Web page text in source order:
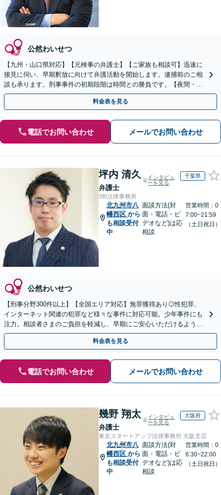
公然わいせつ
【九州・山口県対応】【元検事の弁護士】【ご家族も相談可】迅速に
接見に伺い、早期釈放に向けて弁護活動を開始します。逮捕前のご相
談も承ります。刑事事件の初期段階は時間との勝負です。【夜間・休
日対応】【完全個室】【天神駅3分】
料金表を見る
電話でお問い合わせ メールでお問い合わせ
坪内 清久
弁護士
インタビュ
ーを見る
千葉県
Sfil法律事務所
北九州市八
幡西区 から
も相談受付
中
面談方法(対
面・電話・ビ
デオなど)は応
相談
営業時間：0
7:00~21:59
（土日祝日）
公然わいせつ
【刑事分野300件以上】【全国エリア対応】無罪獲得あり◎性犯罪、
インターネット関連の犯罪など様々な事件に対応可能。少年事件にも
注力。相談者さまのご負担を軽減し、早期にご安心いただけるよう尽
力します【遠方のご依頼可】【裁判員裁判の経験あり】
料金表を見る
電話でお問い合わせ メールでお問い合わせ
幾野 翔太
弁護士
インタビュ
ーを見る
大阪府
東京スタートアップ法律事務所 大阪支店
北九州市八
幡西区 から
も相談受付
中
面談方法(対
面・電話・ビ
デオなど)は応
相談
営業時間：0
6:30~22:00
（土日祝日）